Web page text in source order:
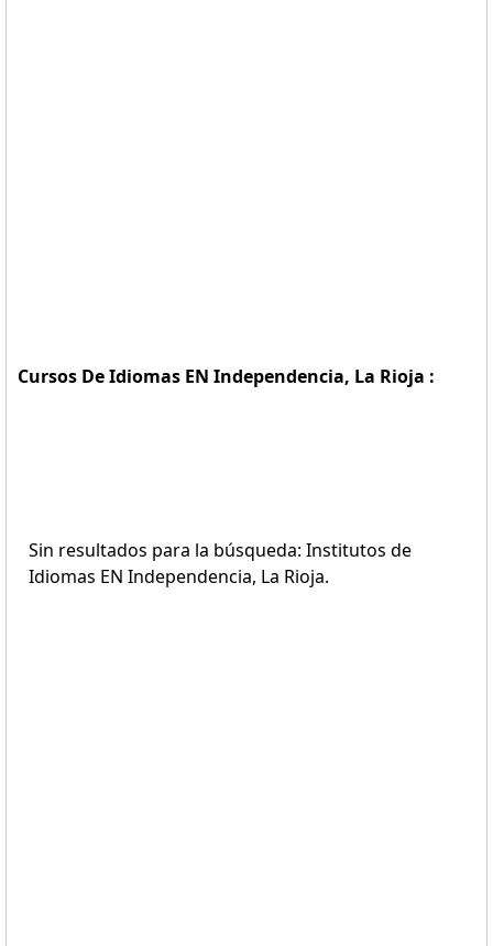
Cursos De Idiomas EN Independencia, La Rioja :
Sin resultados para la búsqueda: Institutos de
Idiomas EN Independencia, La Rioja.